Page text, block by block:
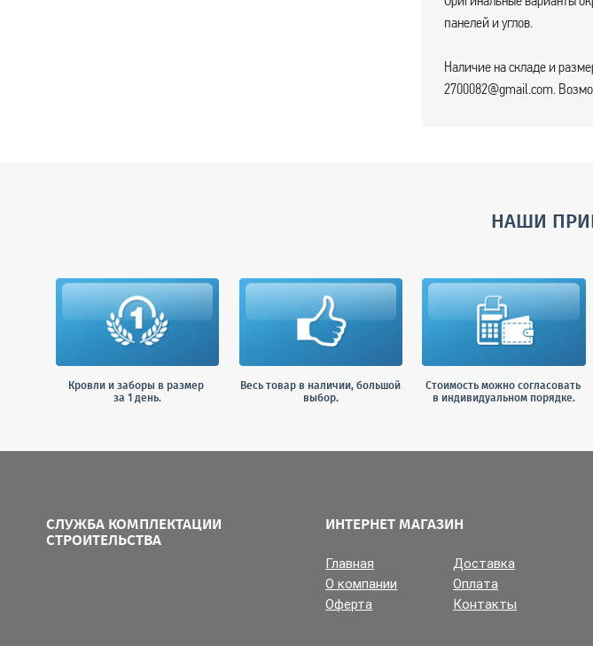
панелей и углов.
Наличие на складе и
2700082@gmail.com.
НАШИ
Кровли и заборы в размер
за 1 день.
Весь товар в наличии, большой
выбор.
Стоимость можно согласовать
в индивидуальном порядке.
СЛУЖБА КОМПЛЕКТАЦИИ
СТРОИТЕЛЬСТВА
ИНТЕРНЕТ МАГАЗИН
Главная
Доставка
О компании
Оплата
Оферта
Контакты